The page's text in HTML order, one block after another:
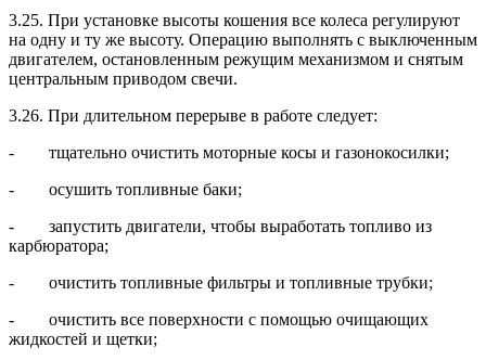
3.25. При установке высоты кошения все колеса регулируют
на одну и ту же высоту. Операцию выполнять с выключенным
двигателем, остановленным режущим механизмом и снятым
центральным приводом свечи.
3.26. При длительном перерыве в работе следует:
- тщательно очистить моторные косы и газонокосилки;
- осушить топливные баки;
- запустить двигатели, чтобы выработать топливо из
карбюратора;
- очистить топливные фильтры и топливные трубки;
- очистить все поверхности с помощью очищающих
жидкостей и щетки;